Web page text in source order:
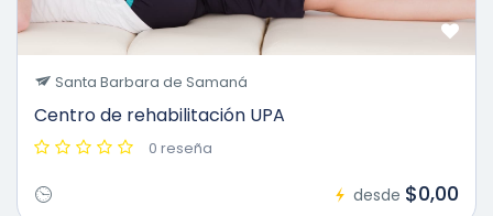
Santa Barbara de Samaná
Centro de rehabilitación UPA
0 reseña
desde $0,00